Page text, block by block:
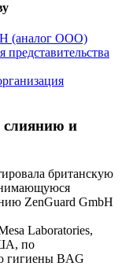
(аналог OOO)
представительства
слиянию и
британскую
ZenGuard GmbH
Laboratories,
по
гигиены BAG